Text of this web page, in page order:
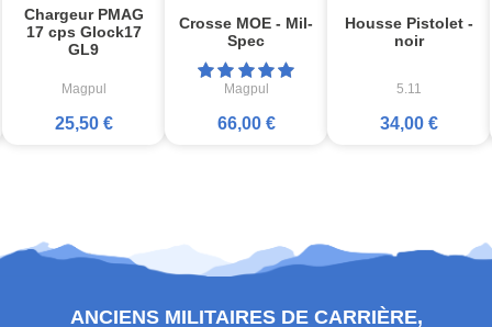
Chargeur PMAG
17 cps Glock17
GL9
Magpul
25,50 €
Crosse MOE - Mil-
Spec
Magpul
66,00 €
Housse Pistolet -
noir
5.11
34,00 €
ANCIENS MILITAIRES DE CARRIÈRE,